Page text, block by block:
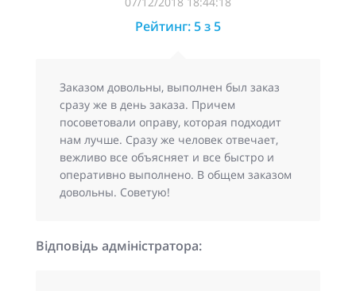
Рейтинг: 5 з 5
Заказом довольны, выполнен был заказ
сразу же в день заказа. Причем
посоветовали оправу, которая подходит
нам лучше. Сразу же человек отвечает,
вежливо все объясняет и все быстро и
оперативно выполнено. В общем заказом
довольны. Советую!
Відповідь адміністратора: